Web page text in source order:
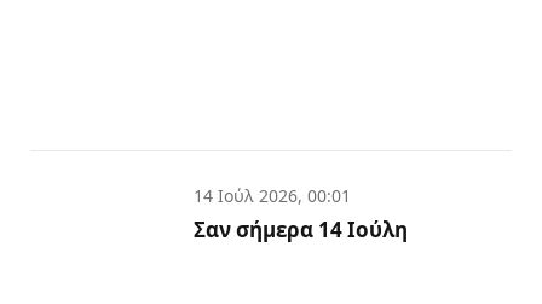
14 Ιούλ 2026, 00:01
Σαν σήμερα 14 Ιούλη